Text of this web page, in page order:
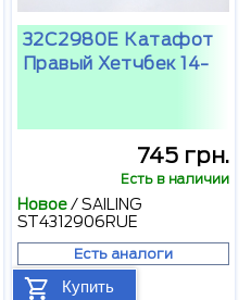
32C2980E Катафот
Правый Хетчбек 14-
745 грн.
Есть в наличии
Новое/SAILING
ST4312906RUE
Есть аналоги
Купить